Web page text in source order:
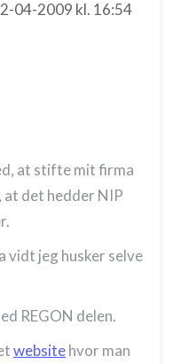
04-2009 kl. 16:54
at stifte mit firma
at det hedder NIP
vidt jeg husker selve
REGON delen.
websitehvor man